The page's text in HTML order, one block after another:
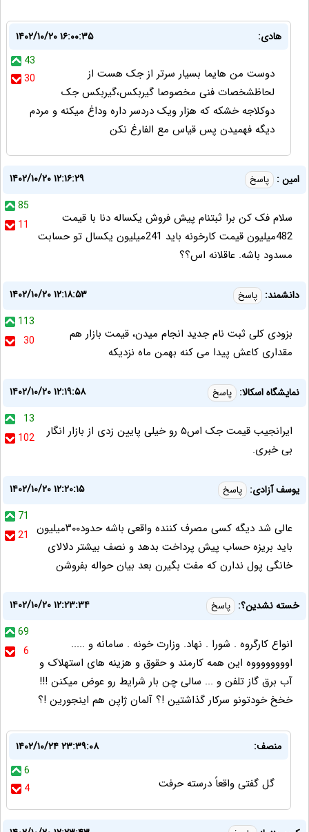
هادی:
۱۴۰۲/۱۰/۲۰ ۱۶:۰۰:۳۵
43
30
دوست من هایما بسیار سرتر از جک هست از
لحاظشخصات فنی مخصوصا گیربکس،گیربکس جک
دوکلاجه خشکه که هزار ویک دردسر داره وداغ میکنه و مردم
دیگه فهمیدن پس قیاس مع الفارغ نکن
امین : پاسخ
۱۴۰۲/۱۰/۲۰ ۱۲:۱۶:۲۹
85
11
سلام فک کن برا ثبتنام پیش فروش یکساله دنا با قیمت
482میلیون قیمت کارخونه باید 241میلیون یکسال تو حسابت
مسدود باشه. عاقلانه اس؟؟
دانشمند: پاسخ
۱۴۰۲/۱۰/۲۰ ۱۲:۱۸:۵۳
113
30
بزودی کلی ثبت نام جدید انجام میدن، قیمت بازار هم
مقداری کاعش پیدا می کنه بهمن ماه نزدیکه
نمایشگاه اسکالا: پاسخ
۱۴۰۲/۱۰/۲۰ ۱۲:۱۹:۵۸
13
102
ایرانجیب قیمت جک اس۵ رو خیلی پایین زدی از بازار انگار
بی خبری.
یوسف آزادی: پاسخ
۱۴۰۲/۱۰/۲۰ ۱۲:۲۰:۱۵
71
21
عالی شد دیگه کسی مصرف کننده واقعی باشه حدود۳۰۰میلیون
باید بریزه حساب پیش پرداخت بدهد و نصف بیشتر دلالای
خانگی پول ندارن که مفت بگیرن بعد بیان حواله بفروشن
خسته نشدین؟: پاسخ
۱۴۰۲/۱۰/۲۰ ۱۲:۲۳:۳۴
69
6
انواع کارگروه . شورا . نهاد. وزارت خونه . سامانه و .....
اووووووووه این همه کارمند و حقوق و هزینه های استهلاک و
آب برق گاز تلفن و ... سالی چن بار شرایط رو عوض میکنن !!!
خخخ خودتونو سرکار گذاشتین !؟ آلمان ژاپن هم اینجورین !؟
منصف:
۱۴۰۲/۱۰/۲۴ ۲۳:۳۹:۰۸
6
4
گل گفتی واقعاً درسته حرفت